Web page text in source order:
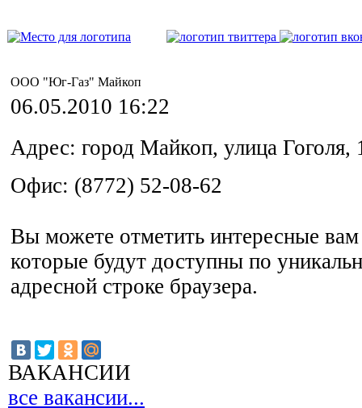
ООО "Юг-Газ" Майкоп
06.05.2010 16:22
Адрес: город Майкоп, улица Гоголя,
Офис: (8772) 52-08-62
Вы можете отметить интересные
которые будут доступны по
адресной строке браузера.
ВАКАНСИИ
все вакансии...